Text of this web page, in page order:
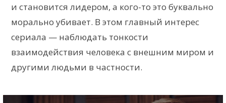
и становится лидером, а кого-то это буквально
морально убивает. В этом главный интерес
сериала — наблюдать тонкости
взаимодействия человека с внешним миром и
другими людьми в частности.